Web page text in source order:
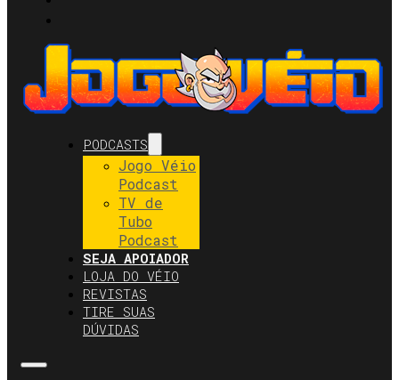
PODCASTS
Jogo Véio
Podcast
TV de
Tubo
Podcast
SEJA APOIADOR
LOJA DO VÉIO
REVISTAS
TIRE SUAS
DÚVIDAS